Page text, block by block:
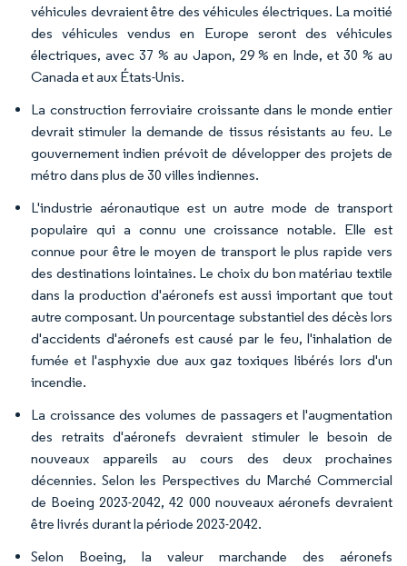
véhicules devraient être des véhicules électriques. La moitié
des véhicules vendus en Europe seront des véhicules
électriques, avec 37 % au Japon, 29 % en Inde, et 30 % au
Canada et aux États-Unis.
La construction ferroviaire croissante dans le monde entier
devrait stimuler la demande de tissus résistants au feu. Le
gouvernement indien prévoit de développer des projets de
métro dans plus de 30 villes indiennes.
L'industrie aéronautique est un autre mode de transport
populaire qui a connu une croissance notable. Elle est
connue pour être le moyen de transport le plus rapide vers
des destinations lointaines. Le choix du bon matériau textile
dans la production d'aéronefs est aussi important que tout
autre composant. Un pourcentage substantiel des décès lors
d'accidents d'aéronefs est causé par le feu, l'inhalation de
fumée et l'asphyxie due aux gaz toxiques libérés lors d'un
incendie.
La croissance des volumes de passagers et l'augmentation
des retraits d'aéronefs devraient stimuler le besoin de
nouveaux appareils au cours des deux prochaines
décennies. Selon les Perspectives du Marché Commercial
de Boeing 2023-2042, 42 000 nouveaux aéronefs devraient
être livrés durant la période 2023-2042.
Selon Boeing, la valeur marchande des aéronefs